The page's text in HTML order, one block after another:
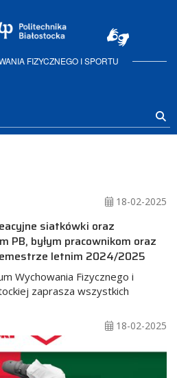
Politechnika
FIZYCZNEGO I SPORTU
18-02-2025
siatkówki oraz
PB, byłym pracownikom oraz
letnim 2024/2025
Wychowania Fizycznego i
zaprasza wszystkich
18-02-2025